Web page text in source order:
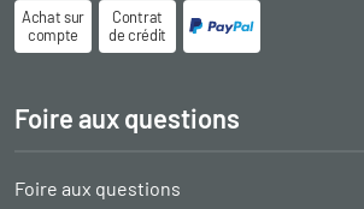
Achat sur
compte
Contrat
de crédit
Foire aux questions
Foire aux questions